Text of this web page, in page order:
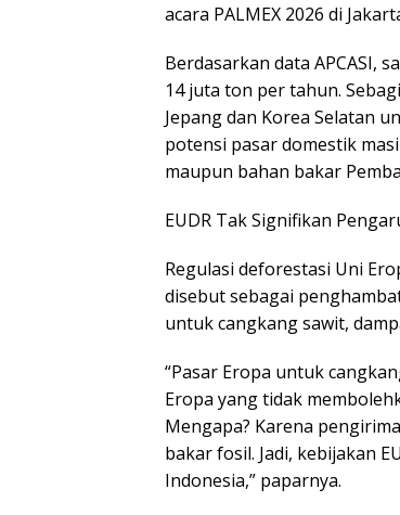
acara PALMEX 2026 di
Berdasarkan data APCASI,
14 juta ton per tahun.
Jepang dan Korea Selatan
potensi pasar domestik
maupun bahan bakar
EUDR Tak Signifikan
Regulasi deforestasi Uni
disebut sebagai
untuk cangkang sawit,
“Pasar Eropa untuk
Eropa yang tidak
Mengapa? Karena
bakar fosil. Jadi, kebijakan
Indonesia,” paparnya.